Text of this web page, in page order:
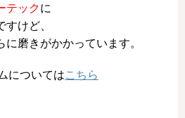
テックに
けど、
に磨きがかかっています。
についてはこちら